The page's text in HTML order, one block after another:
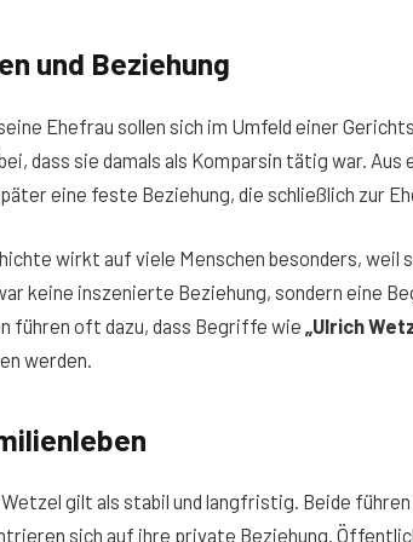
und Beziehung
Ehefrau sollen sich im Umfeld einer
dass sie damals als Komparsin tätig war. Aus
eine feste Beziehung, die schließlich zur
wirkt auf viele Menschen besonders, weil
keine inszenierte Beziehung, sondern eine
führen oft dazu, dass Begriffe wie „Ulrich
werden.
Wetzel gilt als stabil und langfristig. Beide
sich auf ihre private Beziehung.